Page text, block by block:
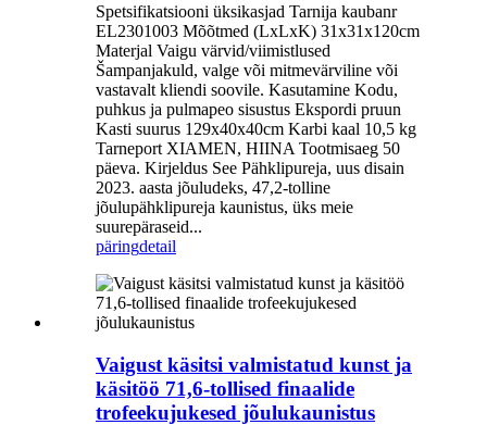
Spetsifikatsiooni üksikasjad Tarnija kaubanr
EL2301003 Mõõtmed (LxLxK) 31x31x120cm
Materjal Vaigu värvid/viimistlused
Šampanjakuld, valge või mitmevärviline või
vastavalt kliendi soovile. Kasutamine Kodu,
puhkus ja pulmapeo sisustus Ekspordi pruun
Kasti suurus 129x40x40cm Karbi kaal 10,5 kg
Tarneport XIAMEN, HIINA Tootmisaeg 50
päeva. Kirjeldus See Pähklipureja, uus disain
2023. aasta jõuludeks, 47,2-tolline
jõulupähklipureja kaunistus, üks meie
suurepäraseid...
päringdetail
Vaigust käsitsi valmistatud kunst ja
käsitöö 71,6-tollised finaalide
trofeekujukesed jõulukaunistus